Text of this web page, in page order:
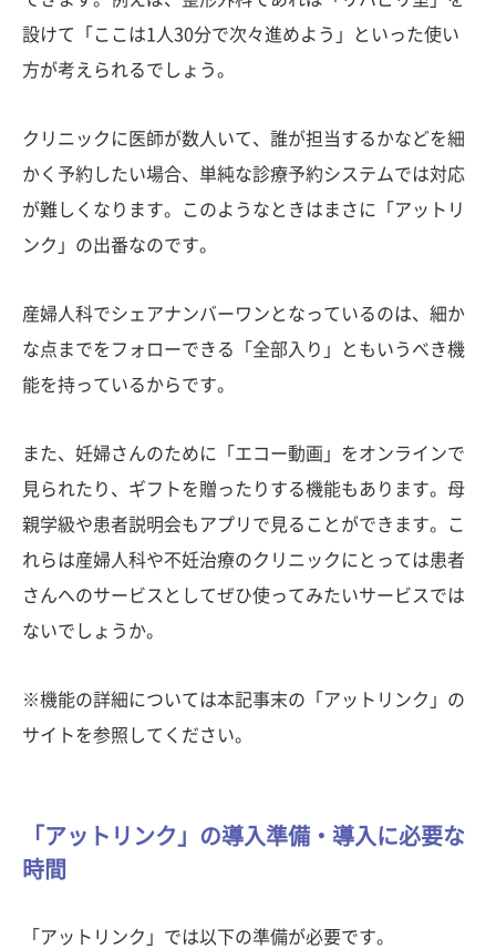
設けて「ここは1人30分で次々進めよう」といった使い
方が考えられるでしょう。
クリニックに医師が数人いて、誰が担当するかなどを細
かく予約したい場合、単純な診療予約システムでは対応
が難しくなります。このようなときはまさに「アットリ
ンク」の出番なのです。
産婦人科でシェアナンバーワンとなっているのは、細か
な点までをフォローできる「全部入り」ともいうべき機
能を持っているからです。
また、妊婦さんのために「エコー動画」をオンラインで
見られたり、ギフトを贈ったりする機能もあります。母
親学級や患者説明会もアプリで見ることができます。こ
れらは産婦人科や不妊治療のクリニックにとっては患者
さんへのサービスとしてぜひ使ってみたいサービスでは
ないでしょうか。
※機能の詳細については本記事末の「アットリンク」の
サイトを参照してください。
「アットリンク」の導入準備・導入に必要な
時間
「アットリンク」では以下の準備が必要です。